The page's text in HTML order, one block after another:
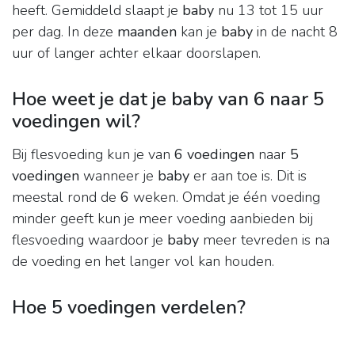
heeft. Gemiddeld slaapt je baby nu 13 tot 15 uur
per dag. In deze maanden kan je baby in de nacht 8
uur of langer achter elkaar doorslapen.
Hoe weet je dat je baby van 6 naar 5
voedingen wil?
Bij flesvoeding kun je van 6 voedingen naar 5
voedingen wanneer je baby er aan toe is. Dit is
meestal rond de 6 weken. Omdat je één voeding
minder geeft kun je meer voeding aanbieden bij
flesvoeding waardoor je baby meer tevreden is na
de voeding en het langer vol kan houden.
Hoe 5 voedingen verdelen?